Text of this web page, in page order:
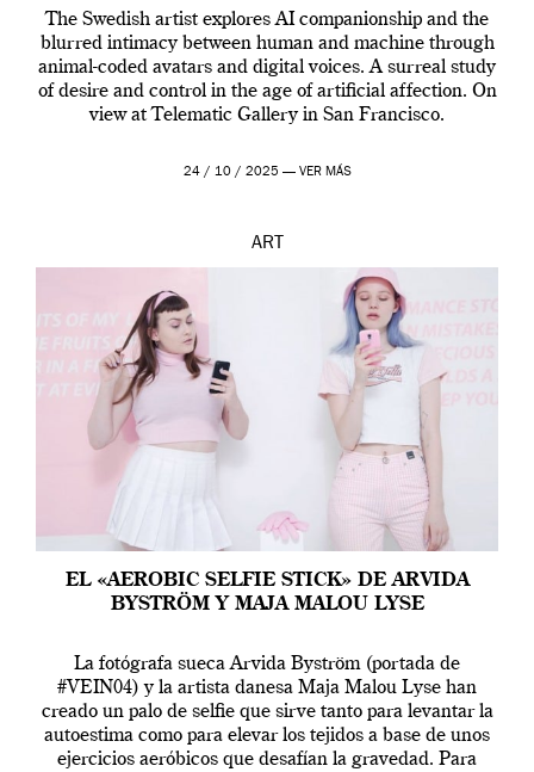
The Swedish artist explores AI companionship and the
blurred intimacy between human and machine through
animal-coded avatars and digital voices. A surreal study
of desire and control in the age of artificial affection. On
view at Telematic Gallery in San Francisco.
24 / 10 / 2025 — VER MÁS
ART
EL «AEROBIC SELFIE STICK» DE ARVIDA
BYSTRÖM Y MAJA MALOU LYSE
La fotógrafa sueca Arvida Byström (portada de
#VEIN04) y la artista danesa Maja Malou Lyse han
creado un palo de selfie que sirve tanto para levantar la
autoestima como para elevar los tejidos a base de unos
ejercicios aeróbicos que desafían la gravedad. Para